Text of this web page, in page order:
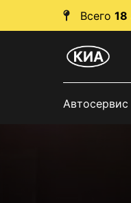
Всего 18
Автосервис